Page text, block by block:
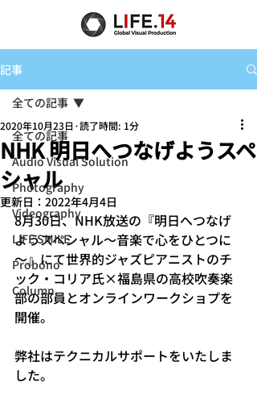
記事
全ての記事
Audio Visual Solution
Photography
Videography
LIFE SMILE
Probono
Column
全ての記事
NHK 明日へつなげようスペ
シャル
2020年10月23日 読了時間: 1分
更新日： 2022年4月4日
8月30日、NHK放送の『明日へつなげ
ようスペシャル～音楽で心をひとつに
～』にて世界的ジャズピアニストのチ
ック・コリア氏×福島県の高校吹奏楽
部の部員とオンラインワークショプを
開催。
弊社はテクニカルサポートをいたしま
した。